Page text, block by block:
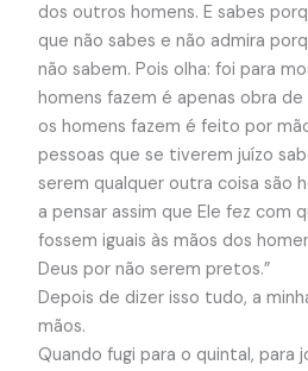
dos outros homens. E sabes
que não sabes e não admira
não sabem. Pois olha: foi para
homens fazem é apenas obra
os homens fazem é feito por
pessoas que se tiverem juízo
serem qualquer outra coisa são
a pensar assim que Ele fez com
fossem iguais às mãos dos
Deus por não serem pretos.”
Depois de dizer isso tudo, a
mãos.
Quando fugi para o quintal, para